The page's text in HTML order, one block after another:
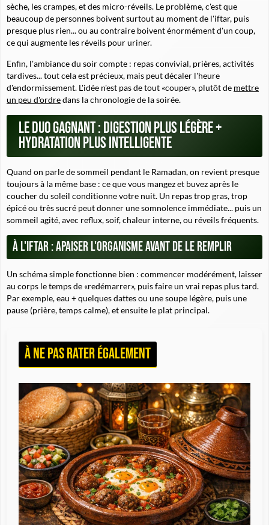
sèche, les crampes, et des micro-réveils. Le problème, c'est que
beaucoup de personnes boivent surtout au moment de l'iftar, puis
presque plus rien... ou au contraire boivent énormément d'un coup,
ce qui augmente les réveils pour uriner.
Enfin, l'ambiance du soir compte : repas convivial, prières, activités
tardives... tout cela est précieux, mais peut décaler l'heure
d'endormissement. L'idée n'est pas de tout «couper», plutôt de mettre
un peu d'ordredans la chronologie de la soirée.
Le duo gagnant : digestion plus légère +
hydratation plus intelligente
Quand on parle de sommeil pendant le Ramadan, on revient presque
toujours à la même base : ce que vous mangez et buvez après le
coucher du soleil conditionne votre nuit. Un repas trop gras, trop
épicé ou très sucré peut donner une somnolence immédiate... puis un
sommeil agité, avec reflux, soif, chaleur interne, ou réveils fréquents.
À l'iftar : apaiser l'organisme avant de le remplir
Un schéma simple fonctionne bien : commencer modérément, laisser
au corps le temps de «redémarrer», puis faire un vrai repas plus tard.
Par exemple, eau + quelques dattes ou une soupe légère, puis une
pause (prière, temps calme), et ensuite le plat principal.
À ne pas rater également